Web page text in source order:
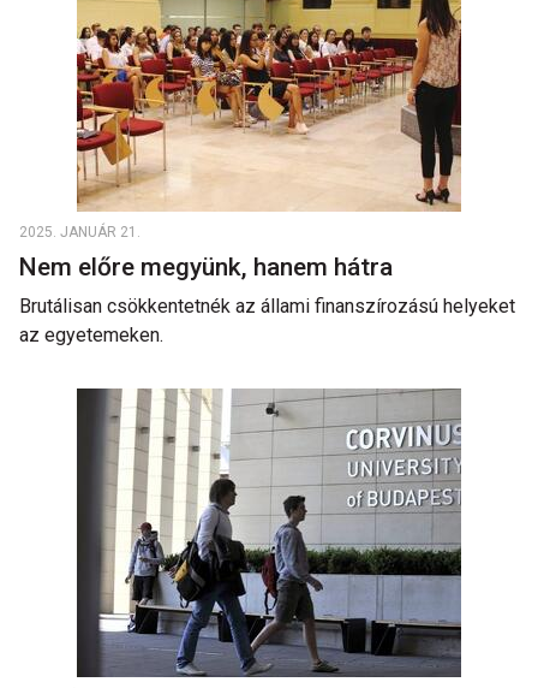
2025. JANUÁR 21.
Nem előre megyünk, hanem hátra
Brutálisan csökkentetnék az állami finanszírozású helyeket
az egyetemeken.